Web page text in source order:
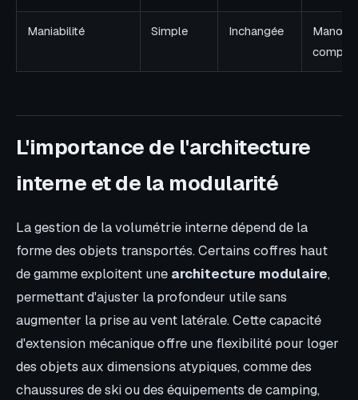
Maniabilité Simple Inchangée
L'importance de l'architecture
interne et de la modularité
La gestion de la volumétrie interne dépend de la
forme des objets transportés. Certains coffres haut
de gamme exploitent une architecture modulaire,
permettant d'ajuster la profondeur utile sans
augmenter la prise au vent latérale. Cette capacité
d'extension mécanique offre une flexibilité pour loger
des objets aux dimensions atypiques, comme des
chaussures de ski ou des équipements de camping,